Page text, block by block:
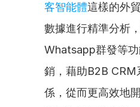
客智能體這樣的外
數據進行精準分析
Whatsapp群發等
銷，藉助B2B CRM
係，從而更高效地